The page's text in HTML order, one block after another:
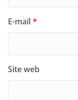
E-mail*
Site web